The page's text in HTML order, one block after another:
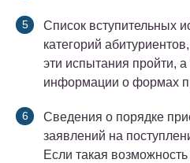
Список вступительных
категорий
эти испытания пройти,
информации о формах
Сведения о порядке
заявлений на
Если такая